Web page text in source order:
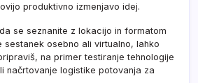
produktivno izmenjavo idej.
se seznanite z lokacijo in formatom
sestanek osebno ali virtualno, lahko
na primer testiranje tehnologije
načrtovanje logistike potovanja za